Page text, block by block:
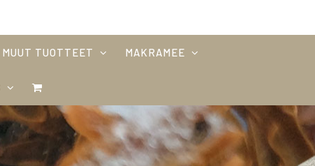
MUUT TUOTTEET MAKRAMEE